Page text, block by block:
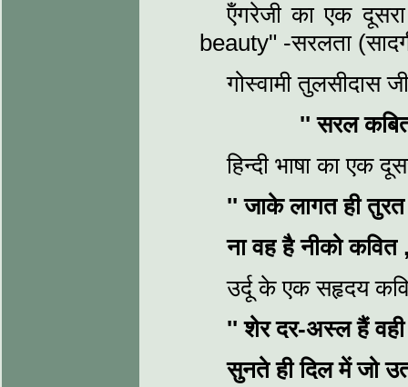
ऍंगरेजी का एक
beauty" -सरलता
गोस्वामी तुलसीदास
'' सरल
हिन्दी भाषा का एक
'' जाके लागत ही तुरत
ना वह है नीको कवित
उर्दू के एक सहृदय
'' शेर दर-अस्ल हैं
सुनते ही दिल में जो